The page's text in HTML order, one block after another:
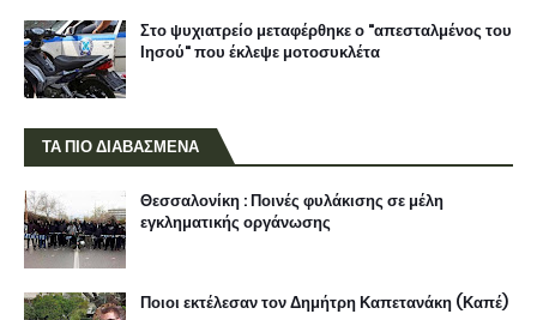
Στο ψυχιατρείο μεταφέρθηκε ο "απεσταλμένος του
Ιησού" που έκλεψε μοτοσυκλέτα
ΤΑ ΠΙΟ ΔΙΑΒΑΣΜΕΝΑ
Θεσσαλονίκη : Ποινές φυλάκισης σε μέλη
εγκληματικής οργάνωσης
Ποιοι εκτέλεσαν τον Δημήτρη Καπετανάκη (Καπέ)